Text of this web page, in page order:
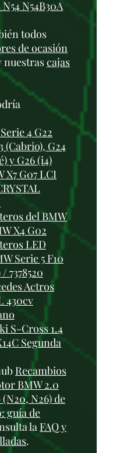
N54B30A
todos
de ocasión
nuestrascajas
4 G22
(Cabrio), G24
y G26 (i4)
X7 G07 LCI
del BMW
X4 G02
LED
Serie 5 F10
/ 7378520
Actros
430cv
S-Cross 1.4
Segunda
Recambios
BMW 2.0
N26) de
guía de
la FAQ y
.